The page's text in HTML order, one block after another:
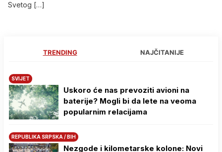
Svetog […]
TRENDING NAJČITANIJE
SVIJET
Uskoro će nas prevoziti avioni na
baterije? Mogli bi da lete na veoma
popularnim relacijama
REPUBLIKA SRPSKA / BIH
Nezgode i kilometarske kolone: Novi